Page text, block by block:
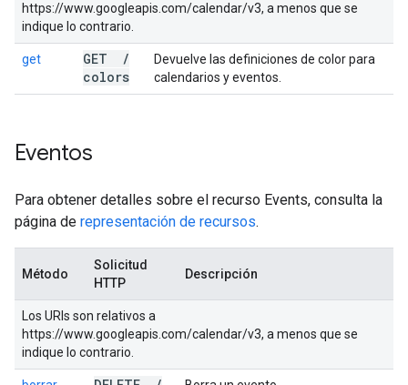
https://www.googleapis.com/calendar/v3, a menos que se
indique lo contrario.
get GET
/
colors
Devuelve las definiciones de color para
calendarios y eventos.
Eventos
Para obtener detalles sobre el recurso Events, consulta la
página de representación de recursos.
Método
Solicitud
HTTP
Descripción
Los URIs son relativos a
https://www.googleapis.com/calendar/v3, a menos que se
indique lo contrario.